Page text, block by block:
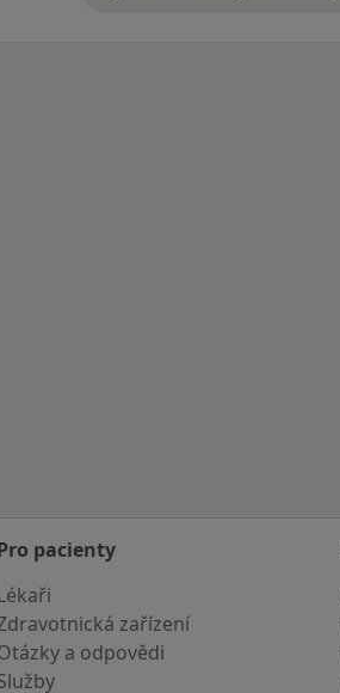
pacienty
zařízení
a odpovědi